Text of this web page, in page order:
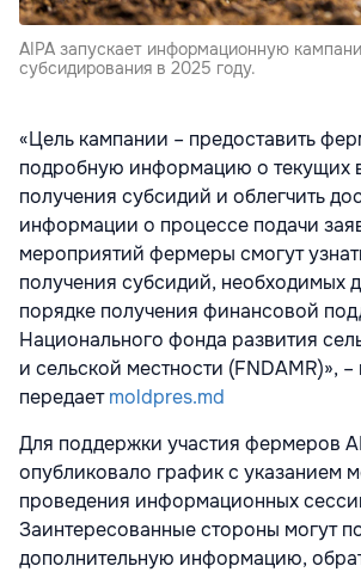
AIPA запускает информационную
субсидирования в 2025 году.
«Цель кампании – предоставить
подробную информацию о текущих
получения субсидий и облегчить
информации о процессе подачи
мероприятий фермеры смогут
получения субсидий, необходимых
порядке получения финансовой
Национального фонда развития
и сельской местности (FNDAMR)», –
передаетmoldpres.md
Для поддержки участия фермеров
опубликовало график с указанием
проведения информационных
Заинтересованные стороны могут
дополнительную информацию,